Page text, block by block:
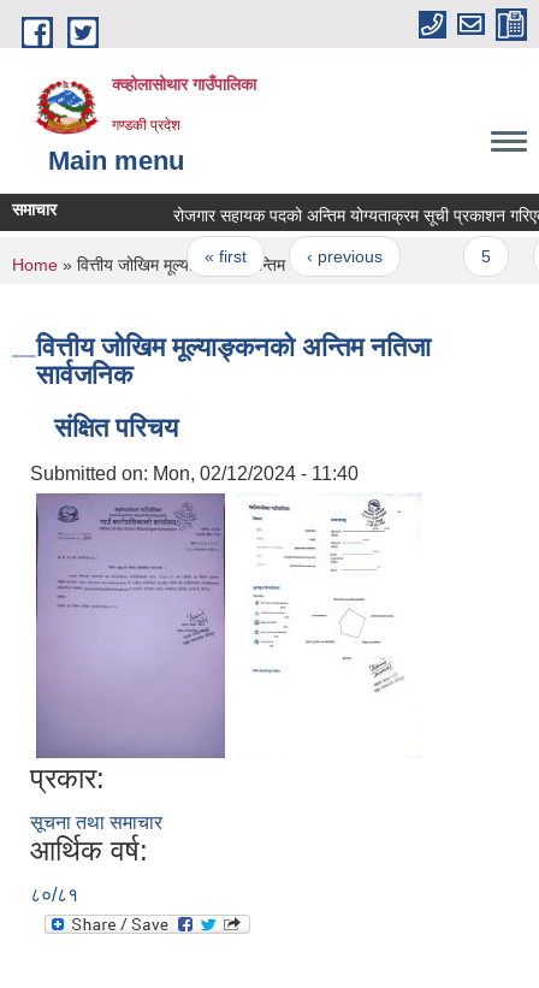
Skip to main content
क्व्होलासोथार गाउँपालिका
गण्डकी प्रदेश
Main menu
समाचार रोजगार सहायक पदको अन्तिम योग्यताक्रम सूची प्रकाशन गरिएको
Pages
« first ‹ previous
You are here
Home » वित्तीय जोखिम मूल्याङ्कनको अन्तिम नतिजा सार्वजनिक
वित्तीय जोखिम मूल्याङ्कनको अन्तिम नतिजा
सार्वजनिक
संक्षित परिचय
Submitted on: Mon, 02/12/2024 - 11:40
प्रकार:
सूचना तथा समाचार
आर्थिक वर्ष:
८०/८१